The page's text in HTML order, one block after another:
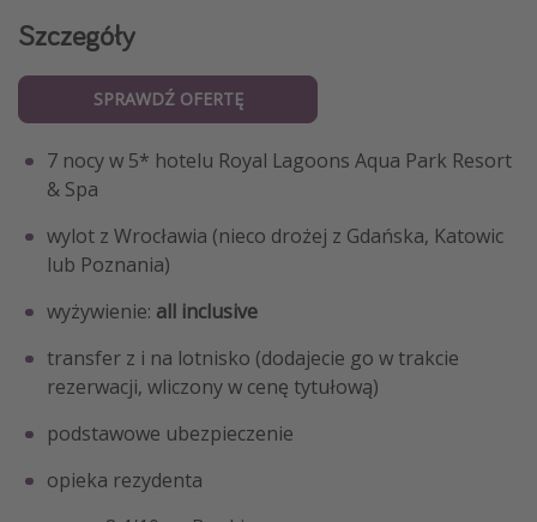
Szczegóły
SPRAWDŹ OFERTĘ
7 nocy w 5* hotelu Royal Lagoons Aqua Park Resort
& Spa
wylot z Wrocławia (nieco drożej z Gdańska, Katowic
lub Poznania)
wyżywienie: all inclusive
transfer z i na lotnisko (dodajecie go w trakcie
rezerwacji, wliczony w cenę tytułową)
podstawowe ubezpieczenie
opieka rezydenta